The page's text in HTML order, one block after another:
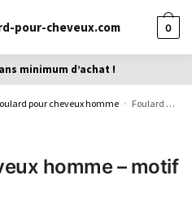
0
minimum d’achat !
pour cheveux homme » Foulard pour cheveux homme – motif Picasso carré
homme – motif